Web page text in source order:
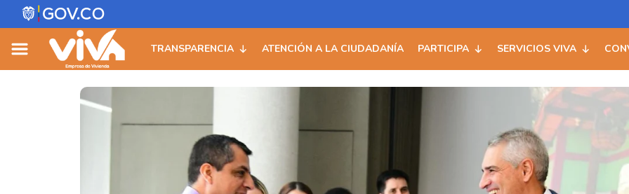
content
TRANSPARENCIA ATENCIÓN A LA CIUDADANÍA PARTICIPA SERVICIOS VIVA